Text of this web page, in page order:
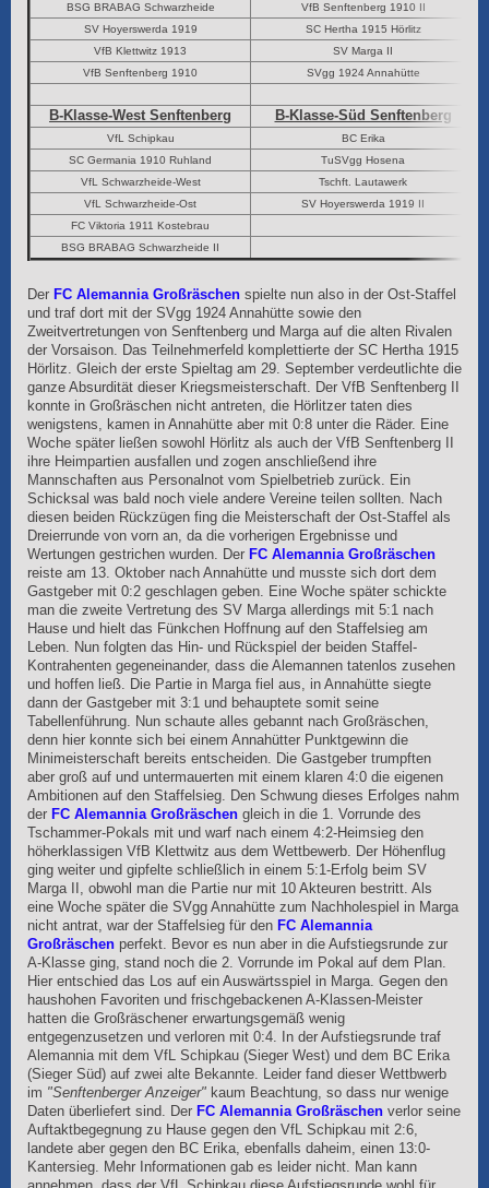
BSG BRABAG Schwarzheide
VfB Senftenberg 1910 II
SV Hoyerswerda 1919
SC Hertha 1915 Hörlitz
VfB Klettwitz 1913
SV Marga II
VfB Senftenberg 1910
SVgg 1924 Annahütte
B-Klasse-West Senftenberg B-Klasse-Süd Senftenberg
VfL Schipkau
BC Erika
SC Germania 1910 Ruhland
TuSVgg Hosena
VfL Schwarzheide-West
Tschft. Lautawerk
VfL Schwarzheide-Ost
SV Hoyerswerda 1919 II
FC Viktoria 1911 Kostebrau
BSG BRABAG Schwarzheide II
Der FC Alemannia Großräschen spielte nun also in der Ost-Staffel
und traf dort mit der SVgg 1924 Annahütte sowie den
Zweitvertretungen von Senftenberg und Marga auf die alten Rivalen
der Vorsaison. Das Teilnehmerfeld komplettierte der SC Hertha 1915
Hörlitz. Gleich der erste Spieltag am 29. September verdeutlichte die
ganze Absurdität dieser Kriegsmeisterschaft. Der VfB Senftenberg II
konnte in Großräschen nicht antreten, die Hörlitzer taten dies
wenigstens, kamen in Annahütte aber mit 0:8 unter die Räder. Eine
Woche später ließen sowohl Hörlitz als auch der VfB Senftenberg II
ihre Heimpartien ausfallen und zogen anschließend ihre
Mannschaften aus Personalnot vom Spielbetrieb zurück. Ein
Schicksal was bald noch viele andere Vereine teilen sollten. Nach
diesen beiden Rückzügen fing die Meisterschaft der Ost-Staffel als
Dreierrunde von vorn an, da die vorherigen Ergebnisse und
Wertungen gestrichen wurden. Der FC Alemannia Großräschen
reiste am 13. Oktober nach Annahütte und musste sich dort dem
Gastgeber mit 0:2 geschlagen geben. Eine Woche später schickte
man die zweite Vertretung des SV Marga allerdings mit 5:1 nach
Hause und hielt das Fünkchen Hoffnung auf den Staffelsieg am
Leben. Nun folgten das Hin- und Rückspiel der beiden Staffel-
Kontrahenten gegeneinander, dass die Alemannen tatenlos zusehen
und hoffen ließ. Die Partie in Marga fiel aus, in Annahütte siegte
dann der Gastgeber mit 3:1 und behauptete somit seine
Tabellenführung. Nun schaute alles gebannt nach Großräschen,
denn hier konnte sich bei einem Annahütter Punktgewinn die
Minimeisterschaft bereits entscheiden. Die Gastgeber trumpften
aber groß auf und untermauerten mit einem klaren 4:0 die eigenen
Ambitionen auf den Staffelsieg. Den Schwung dieses Erfolges nahm
der FC Alemannia Großräschen gleich in die 1. Vorrunde des
Tschammer-Pokals mit und warf nach einem 4:2-Heimsieg den
höherklassigen VfB Klettwitz aus dem Wettbewerb. Der Höhenflug
ging weiter und gipfelte schließlich in einem 5:1-Erfolg beim SV
Marga II, obwohl man die Partie nur mit 10 Akteuren bestritt. Als
eine Woche später die SVgg Annahütte zum Nachholespiel in Marga
nicht antrat, war der Staffelsieg für den FC Alemannia
Großräschen perfekt. Bevor es nun aber in die Aufstiegsrunde zur
A-Klasse ging, stand noch die 2. Vorrunde im Pokal auf dem Plan.
Hier entschied das Los auf ein Auswärtsspiel in Marga. Gegen den
haushohen Favoriten und frischgebackenen A-Klassen-Meister
hatten die Großräschener erwartungsgemäß wenig
entgegenzusetzen und verloren mit 0:4. In der Aufstiegsrunde traf
Alemannia mit dem VfL Schipkau (Sieger West) und dem BC Erika
(Sieger Süd) auf zwei alte Bekannte. Leider fand dieser Wettbwerb
im "Senftenberger Anzeiger" kaum Beachtung, so dass nur wenige
Daten überliefert sind. Der FC Alemannia Großräschen verlor seine
Auftaktbegegnung zu Hause gegen den VfL Schipkau mit 2:6,
landete aber gegen den BC Erika, ebenfalls daheim, einen 13:0-
Kantersieg. Mehr Informationen gab es leider nicht. Man kann